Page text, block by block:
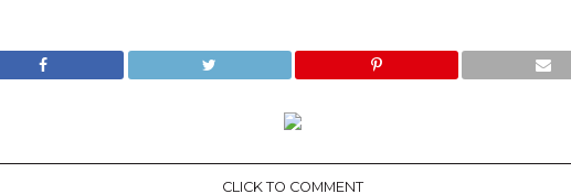
CLICK TO COMMENT